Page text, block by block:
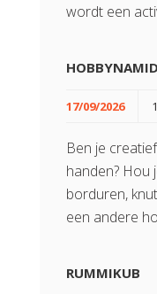
wordt een
17/09/2026
Ben je
handen? Hou
borduren,
een andere
RUMMIKUB